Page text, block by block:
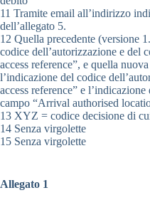
11 Tramite email all’indirizzo
dell’allegato 5.
12 Quella precedente (versione
codice dell’autorizzazione e del
access reference”, e quella
l’indicazione del codice
access reference” e
campo “Arrival authorised
13 XYZ = codice decisione di
14 Senza virgolette
15 Senza virgolette
Allegato 1